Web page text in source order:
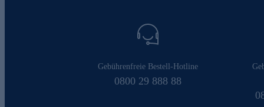
Gebührenfreie Bestell-Hotline
0800 29 888 88